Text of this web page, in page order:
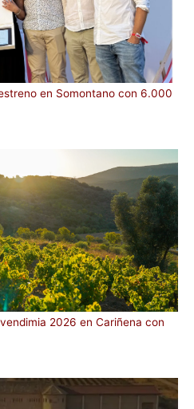
en Somontano con 6.000
2026 en Cariñena con